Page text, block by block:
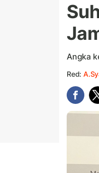
Angka
Red: